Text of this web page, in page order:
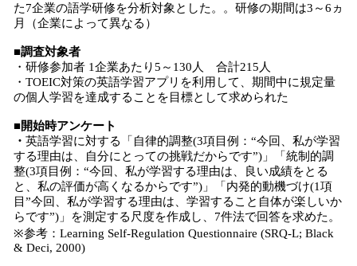
た7企業の語学研修を分析対象とした。。研修の期間は3～6ヵ
月（企業によって異なる）
■調査対象者
・研修参加者 1企業あたり5～130人 合計215人
・TOEIC対策の英語学習アプリを利用して、期間中に規定量
の個人学習を達成することを目標として求められた
■開始時アンケート
・ 英語学習に対する「自律的調整(3項目例：“今回、私が学習
する理由は、自分にとっての挑戦だからです”)」「統制的調
整(3項目例：“今回、私が学習する理由は、良い成績をとる
と、私の評価が高くなるからです”)」「内発的動機づけ(1項
目”今回、私が学習する理由は、学習すること自体が楽しいか
らです”)」を測定する尺度を作成し、7件法で回答を求めた。
※参考：Learning Self-Regulation Questionnaire (SRQ-L; Black
& Deci, 2000)